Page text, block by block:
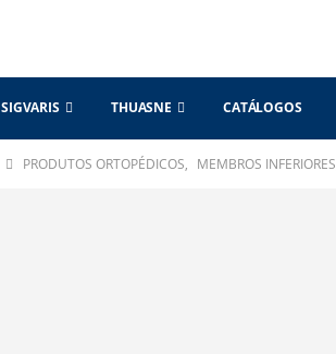
SIGVARIS THUASNE CATÁLOGOS
PRODUTOS ORTOPÉDICOS, MEMBROS INFERIORES